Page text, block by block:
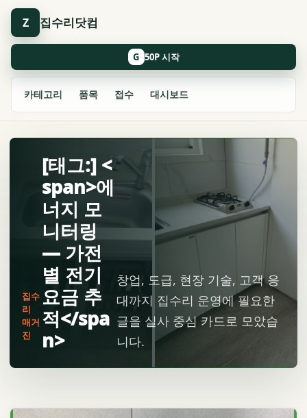
Z 집수리닷컴
카테고리 품목 접수 대시보드
G
집수
리
매거
진
[태그:] <
span>에
너지 모
니터링
— 가전
별 전기
요금 추
적</spa
n>
창업, 도급, 현장 기술, 고객 응
대까지 집수리 운영에 필요한
글을 실사 중심 카드로 모았습
니다.